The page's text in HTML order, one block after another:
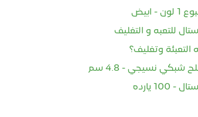
من
📌 كل ما تحتاج معرفته عن
ابيض
للتعبه و التغليف
وتغليف؟
شبكي نسيجي - 4.8 سم
يارده